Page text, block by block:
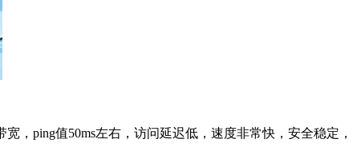
ping值50ms左右，访问延迟低，速度非常快，安全稳定，